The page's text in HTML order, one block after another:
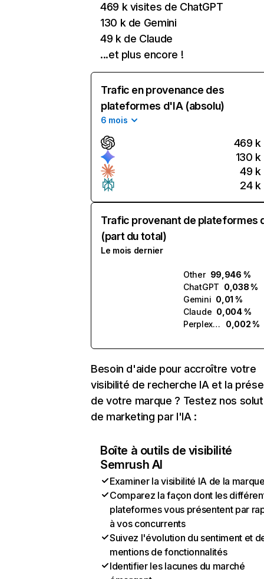
469 k visites de ChatGPT
130 k de Gemini
49 k de Claude
...et plus encore !
Trafic en provenance des
plateformes d'IA (absolu)
6 mois
469 k
130 k
49 k
24 k
Trafic provenant de plateformes
(part du total)
Le mois dernier
Other 99,946 %
ChatGPT 0,038 %
Gemini 0,01 %
Claude 0,004 %
Perplexity
0,002 %
Besoin d'aide pour accroître votre
visibilité de recherche IA et la
de votre marque ? Testez nos
de marketing par l'IA :
Boîte à outils de visibilité
Semrush AI
Examiner la visibilité IA de la
Comparez la façon dont les
plateformes vous présentent par
à vos concurrents
Suivez l'évolution du sentiment et
mentions de fonctionnalités
Identifier les lacunes du marché